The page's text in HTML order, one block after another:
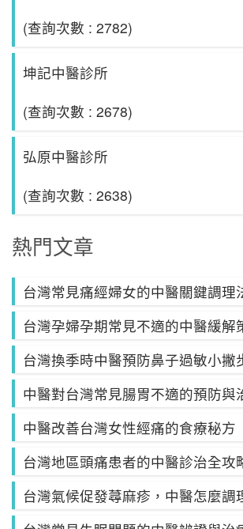
(查詢次數 : 2782)
坤記中醫診所
(查詢次數 : 2678)
弘原中醫診所
(查詢次數 : 2638)
熱門文章
台灣常見痛經婦女的中醫關鍵調理
台灣孕婦孕期常見不適的中醫緩解
台灣換季時中醫預防鼻子過敏小撇
中醫對台灣常見腸胃不適的預防與
中醫改善台灣女性經痛的食療秘方
台灣地區頭痛患者的中醫診治全攻
台灣氣候促發蕁麻疹，中醫怎麼調